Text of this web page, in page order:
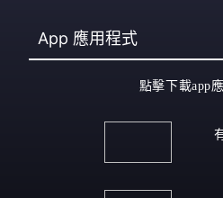
App 應用程式
點擊下載app